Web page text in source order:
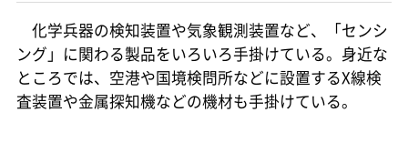
化学兵器の検知装置や気象観測装置など、「センシ
ング」に関わる製品をいろいろ手掛けている。身近な
ところでは、空港や国境検問所などに設置するX線検
査装置や金属探知機などの機材も手掛けている。